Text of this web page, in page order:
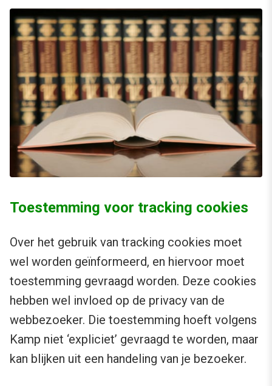
Toestemming voor tracking cookies
Over het gebruik van tracking cookies moet
wel worden geïnformeerd, en hiervoor moet
toestemming gevraagd worden. Deze cookies
hebben wel invloed op de privacy van de
webbezoeker. Die toestemming hoeft volgens
Kamp niet ‘expliciet’ gevraagd te worden, maar
kan blijken uit een handeling van je bezoeker.